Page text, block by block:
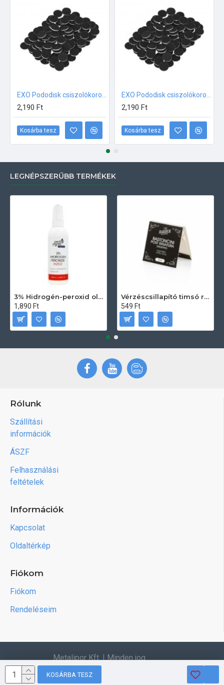
KOSÁRBA TESZ
2,190 Ft
Kosárba tesz
2,190 Ft
Kosárba tesz
LEGNÉPSZERŰBB TERMÉKEK
3% Hidrogén-peroxid oldat (sebfertőtlenítő) 100ml
1,890 Ft
Vérzéscsillapító timsó rúd 20db
549 Ft
Rólunk
Szállítási
információk
ÁSZF
Felhasználási
feltételek
Információk
Kapcsolat
Oldaltérkép
Fiókom
Fiókom
Rendeléseim
Metalipor Kft. | Minden jog
fenntartva.